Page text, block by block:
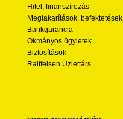
Hitel, finanszírozás
Megtakarítások, befektetések
Bankgarancia
Okmányos ügyletek
Biztosítások
Raiffeisen Üzlettárs